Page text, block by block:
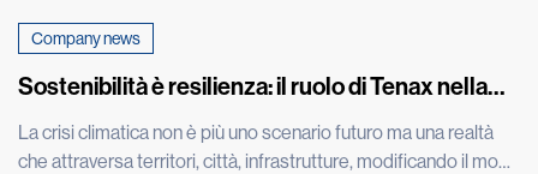
Company news
Sostenibilità è resilienza: il ruolo di Tenax nella
La crisi climatica non è più uno scenario futuro ma una realtà
che attraversa territori, città, infrastrutture, modificando il modo